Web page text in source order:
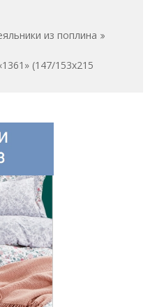
из поплина
(147/153х215